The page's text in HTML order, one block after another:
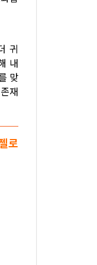
귀
내
맞
재
로